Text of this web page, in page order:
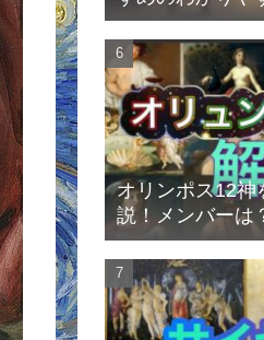
オリンポス12神
説！メンバーは